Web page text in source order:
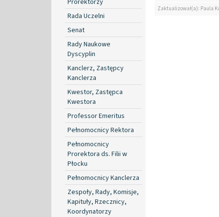
Rada Uczelni
Senat
Rady Naukowe
Dyscyplin
Kanclerz, Zastępcy
Kanclerza
Kwestor, Zastępca
Kwestora
Professor Emeritus
Pełnomocnicy Rektora
Pełnomocnicy
Prorektora ds. Filii w
Płocku
Pełnomocnicy Kanclerza
Zespoły, Rady, Komisje,
Kapituły, Rzecznicy,
Koordynatorzy
Zaktualizował(a): Paula